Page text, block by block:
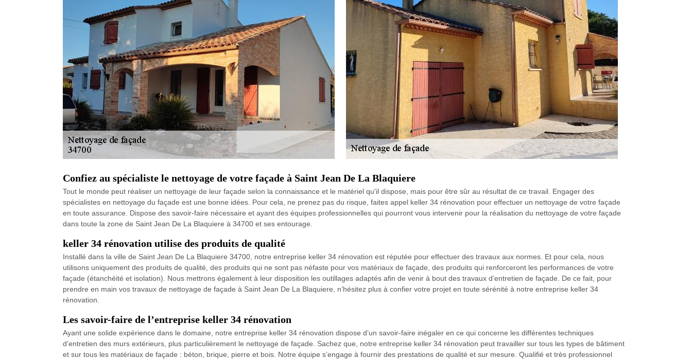
Confiez au spécialiste le nettoyage de votre façade à Saint Jean De La Blaquiere
Tout le monde peut réaliser un nettoyage de leur façade selon la connaissance et le matériel qu'il dispose, mais pour être sûr au résultat de ce travail. Engager des
spécialistes en nettoyage du façade est une bonne idées. Pour cela, ne prenez pas du risque, faites appel keller 34 rénovation pour effectuer un nettoyage de votre façade
en toute assurance. Dispose des savoir-faire nécessaire et ayant des équipes professionnelles qui pourront vous intervenir pour la réalisation du nettoyage de votre façade
dans toute la zone de Saint Jean De La Blaquiere à 34700 et ses entourage.
keller 34 rénovation utilise des produits de qualité
Installé dans la ville de Saint Jean De La Blaquiere 34700, notre entreprise keller 34 rénovation est réputée pour effectuer des travaux aux normes. Et pour cela, nous
utilisons uniquement des produits de qualité, des produits qui ne sont pas néfaste pour vos matériaux de façade, des produits qui renforceront les performances de votre
façade (étanchéité et isolation). Nous mettrons également à leur disposition les outillages adaptés afin de venir à bout des travaux d’entretien de façade. De ce fait, pour
prendre en main vos travaux de nettoyage de façade à Saint Jean De La Blaquiere, n’hésitez plus à confier votre projet en toute sérénité à notre entreprise keller 34
rénovation.
Les savoir-faire de l’entreprise keller 34 rénovation
Ayant une solide expérience dans le domaine, notre entreprise keller 34 rénovation dispose d’un savoir-faire inégaler en ce qui concerne les différentes techniques
d’entretien des murs extérieurs, plus particulièrement le nettoyage de façade. Sachez que, notre entreprise keller 34 rénovation peut travailler sur tous les types de bâtiment
et sur tous les matériaux de façade : béton, brique, pierre et bois. Notre équipe s’engage à fournir des prestations de qualité et sur mesure. Qualifié et très professionnel